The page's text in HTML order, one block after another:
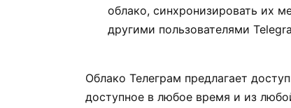
облако, синхронизировать их
другими пользователями
Облако Телеграм предлагает
доступное в любое время и из